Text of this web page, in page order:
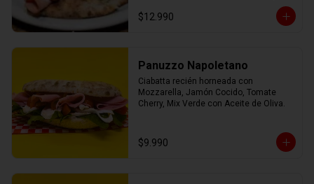
$12.990
Panuzzo Napoletano
Ciabatta recién horneada con
Mozzarella, Jamón Cocido, Tomate
Cherry, Mix Verde con Aceite de Oliva.
$9.990